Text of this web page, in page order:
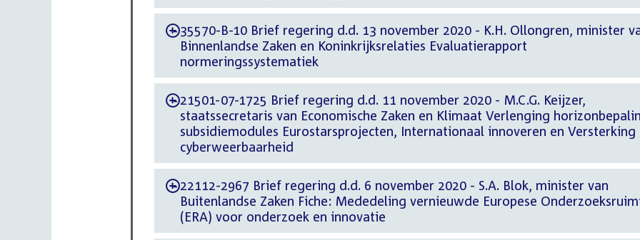
-35570-B-10 Brief regering d.d. 13 november 2020 - K.H. Ollongren, minister
Binnenlandse Zaken en Koninkrijksrelaties Evaluatierapport
normeringssystematiek
-21501-07-1725 Brief regering d.d. 11 november 2020 - M.C.G. Keijzer,
staatssecretaris van Economische Zaken en Klimaat Verlenging
subsidiemodules Eurostarsprojecten, Internationaal innoveren en Versterking
cyberweerbaarheid
-22112-2967 Brief regering d.d. 6 november 2020 - S.A. Blok, minister van
Buitenlandse Zaken Fiche: Mededeling vernieuwde Europese
(ERA) voor onderzoek en innovatie